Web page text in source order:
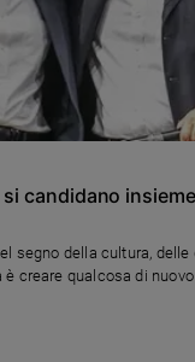
candidano
segno della cultura,
creare qualcosa di nuovo